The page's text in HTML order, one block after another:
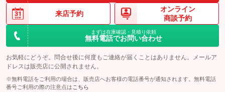
来店予約
オンライン
商談予約
まずは在庫確認・見積り依頼
無料電話でお問い合わせ
お気軽にどうぞ。問合せ後に何度もご連絡が届くことはありません。メールア
ドレスは販売店に公開されません。
※無料電話をご利用の場合は、販売店へお客様の電話番号が通知されます。無料電話
番号ご利用の際の注意点は こちら